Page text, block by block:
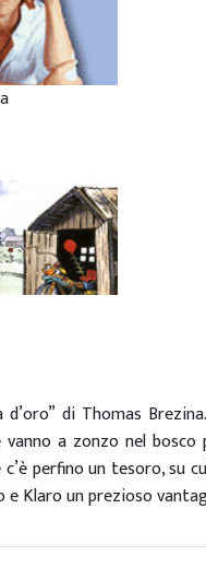
di Thomas
a zonzo nel bosco
perfino un tesoro, su
Klaro un prezioso